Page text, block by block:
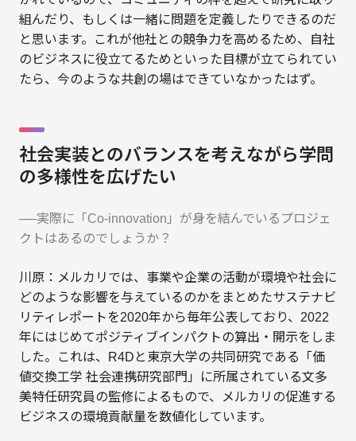
組んだり、もしくは一緒に問題を定義したりできるのだ
と思います。これが他社との競争力を高めるため、自社
のビジネスに役立てるためといった目標が立てられてい
たら、今のような共創の場はできていなかったはず。
社会実装とのバランスを考えながら学問
の多様性を広げたい
──実際に「Co-innovation」が身を結んでいるプロジェ
クトはあるのでしょうか？
川原：メルカリでは、事業や企業の活動が環境や社会に
どのような影響を与えているのかをまとめたサステナビ
リティレポートを2020年から毎年公表しており、2022
年にはじめてポジティブインパクトの算出・開示をしま
した。これは、R4Dと東京大学の共同研究である「価
値交換工学 社会連携研究部門」に所属されている文多
美特任研究員の監修によるもので、メルカリの促進する
ビジネスの環境貢献量を数値化しています。